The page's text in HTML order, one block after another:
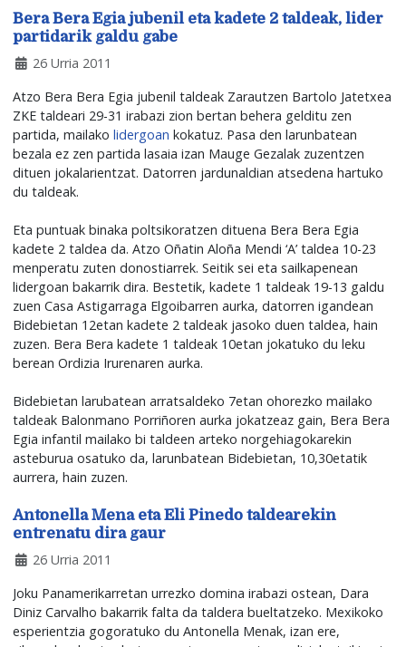
Bera Bera Egia jubenil eta kadete 2 taldeak, lider
partidarik galdu gabe
26 Urria 2011
Atzo Bera Bera Egia jubenil taldeak Zarautzen Bartolo Jatetxea
ZKE taldeari 29-31 irabazi zion bertan behera gelditu zen
partida, mailakolidergoan kokatuz. Pasa den larunbatean
bezala ez zen partida lasaia izan Mauge Gezalak zuzentzen
dituen jokalarientzat. Datorren jardunaldian atsedena hartuko
du taldeak.
Eta puntuak binaka poltsikoratzen dituena Bera Bera Egia
kadete 2 taldea da. Atzo Oñatin Aloña Mendi ‘A’ taldea 10-23
menperatu zuten donostiarrek. Seitik sei eta sailkapenean
lidergoan bakarrik dira. Bestetik, kadete 1 taldeak 19-13 galdu
zuen Casa Astigarraga Elgoibarren aurka, datorren igandean
Bidebietan 12etan kadete 2 taldeak jasoko duen taldea, hain
zuzen. Bera Bera kadete 1 taldeak 10etan jokatuko du leku
berean Ordizia Irurenaren aurka.
Bidebietan larubatean arratsaldeko 7etan ohorezko mailako
taldeak Balonmano Porriñoren aurka jokatzeaz gain, Bera Bera
Egia infantil mailako bi taldeen arteko norgehiagokarekin
asteburua osatuko da, larunbatean Bidebietan, 10,30etatik
aurrera, hain zuzen.
Antonella Mena eta Eli Pinedo taldearekin
entrenatu dira gaur
26 Urria 2011
Joku Panamerikarretan urrezko domina irabazi ostean, Dara
Diniz Carvalho bakarrik falta da taldera bueltatzeko. Mexikoko
esperientzia gogoratuko du Antonella Menak, izan ere,